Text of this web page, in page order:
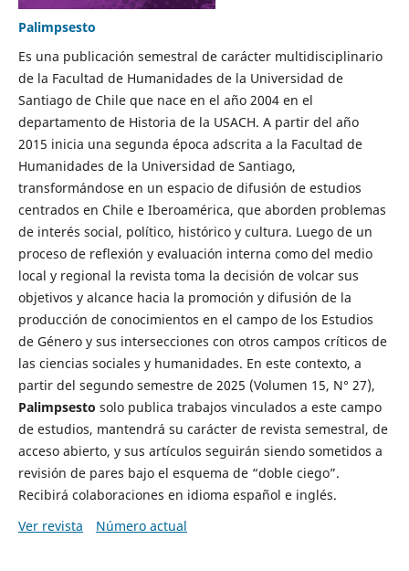
Palimpsesto
Es una publicación semestral de carácter multidisciplinario
de la Facultad de Humanidades de la Universidad de
Santiago de Chile que nace en el año 2004 en el
departamento de Historia de la USACH. A partir del año
2015 inicia una segunda época adscrita a la Facultad de
Humanidades de la Universidad de Santiago,
transformándose en un espacio de difusión de estudios
centrados en Chile e Iberoamérica, que aborden problemas
de interés social, político, histórico y cultura. Luego de un
proceso de reflexión y evaluación interna como del medio
local y regional la revista toma la decisión de volcar sus
objetivos y alcance hacia la promoción y difusión de la
producción de conocimientos en el campo de los Estudios
de Género y sus intersecciones con otros campos críticos de
las ciencias sociales y humanidades. En este contexto, a
partir del segundo semestre de 2025 (Volumen 15, N° 27),
Palimpsesto solo publica trabajos vinculados a este campo
de estudios, mantendrá su carácter de revista semestral, de
acceso abierto, y sus artículos seguirán siendo sometidos a
revisión de pares bajo el esquema de “doble ciego”.
Recibirá colaboraciones en idioma español e inglés.
Ver revista
Número actual